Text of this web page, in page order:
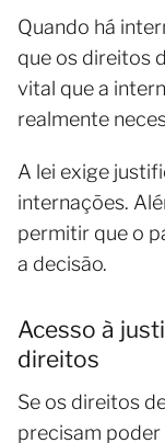
Quando há
que os direitos
vital que a
realmente
A lei exige
internações.
permitir que o
a decisão.
Acesso à
direitos
Se os direitos
precisam